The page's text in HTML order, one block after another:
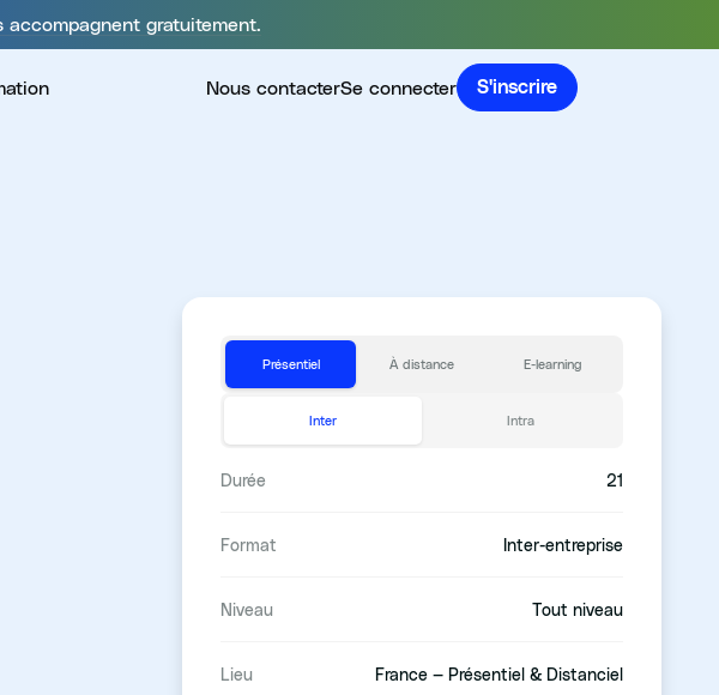
accompagnent gratuitement.
Nous contacterSe connecter S'inscrire
Présentiel À distance E-learning
Inter Intra
Durée 21
Format Inter-entreprise
Niveau Tout niveau
Lieu France — Présentiel & Distanciel